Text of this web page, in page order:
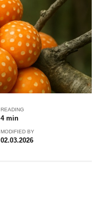
READING
4 min
MODIFIED BY
02.03.2026